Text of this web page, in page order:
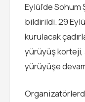
Eylül’de Sohum
bildirildi. 29
kurulacak
yürüyüş korteji,
yürüyüşe